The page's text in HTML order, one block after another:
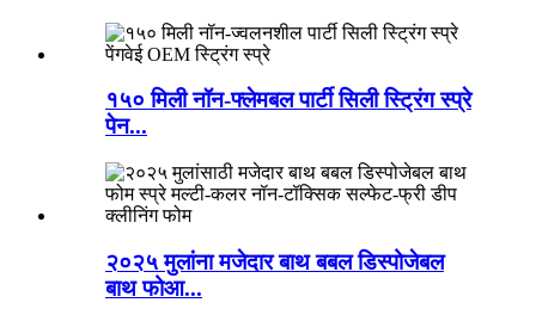
१५० मिली नॉन-फ्लेमबल पार्टी सिली स्ट्रिंग स्प्रे
पेन...
२०२५ मुलांना मजेदार बाथ बबल डिस्पोजेबल
बाथ फोआ...